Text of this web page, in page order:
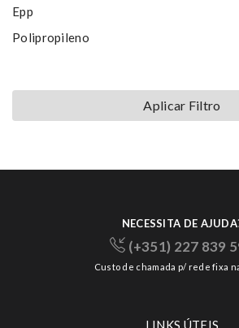
Epp
Polipropileno
Aplicar Filtro
NECESSITA DE
(+351) 227 839
Custo de chamada p/ rede fixa
LINKS ÚTEIS